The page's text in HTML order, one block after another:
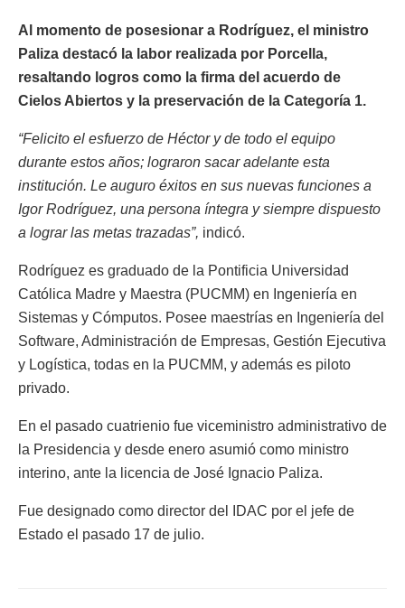
Al momento de posesionar a Rodríguez, el ministro
Paliza destacó la labor realizada por Porcella,
resaltando logros como la firma del acuerdo de
Cielos Abiertos y la preservación de la Categoría 1.
“Felicito el esfuerzo de Héctor y de todo el equipo
durante estos años; lograron sacar adelante esta
institución. Le auguro éxitos en sus nuevas funciones a
Igor Rodríguez, una persona íntegra y siempre dispuesto
a lograr las metas trazadas”, indicó.
Rodríguez es graduado de la Pontificia Universidad
Católica Madre y Maestra (PUCMM) en Ingeniería en
Sistemas y Cómputos. Posee maestrías en Ingeniería del
Software, Administración de Empresas, Gestión Ejecutiva
y Logística, todas en la PUCMM, y además es piloto
privado.
En el pasado cuatrienio fue viceministro administrativo de
la Presidencia y desde enero asumió como ministro
interino, ante la licencia de José Ignacio Paliza.
Fue designado como director del IDAC por el jefe de
Estado el pasado 17 de julio.